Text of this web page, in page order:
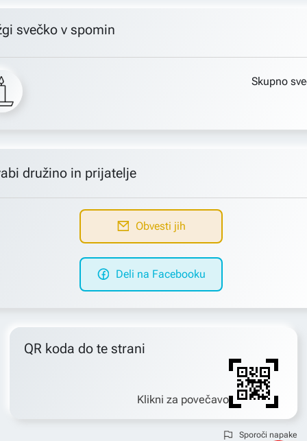
svečko v spomin
Skupno
družino in prijatelje
Obvesti jih
Deli na Facebooku
QR koda do te strani
Klikni za povečavo
Sporoči napake